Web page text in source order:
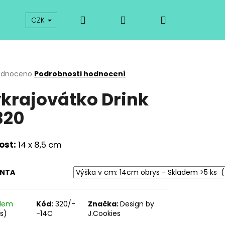
Kurzy Odkazy O vykrajovátkách
CZK Přihlášení
Podrobnosti hodnocení
Drink
14 x 8,5 cm
Kód: 320/-
-14C
Značka:Design by
J.Cookies